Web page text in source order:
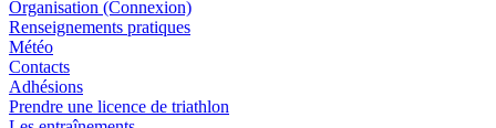
Organisation (Connexion)
Renseignements pratiques
Météo
Contacts
Adhésions
Prendre une licence de triathlon